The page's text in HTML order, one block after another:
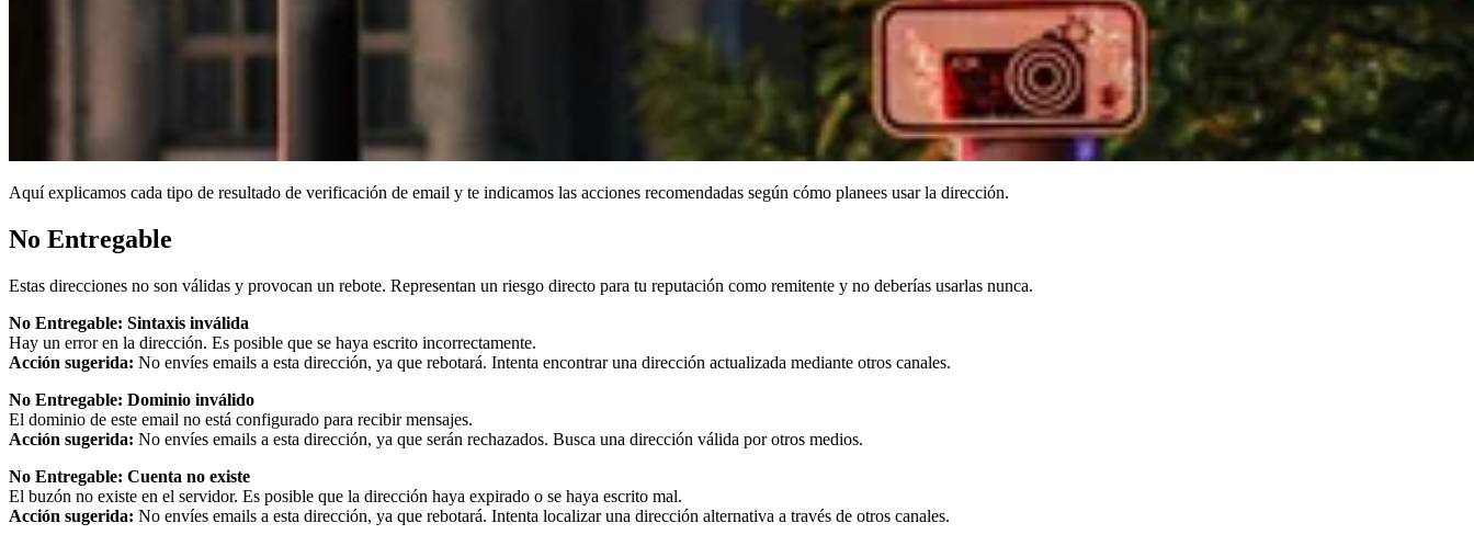
Aquí explicamos cada tipo de resultado de verificación de email y te indicamos las acciones recomendadas según cómo planees usar la dirección.
No Entregable
Estas direcciones no son válidas y provocan un rebote. Representan un riesgo directo para tu reputación como remitente y no deberías usarlas nunca.
No Entregable: Sintaxis inválida
Hay un error en la dirección. Es posible que se haya escrito incorrectamente.
Acción sugerida: No envíes emails a esta dirección, ya que rebotará. Intenta encontrar una dirección actualizada mediante otros canales.
No Entregable: Dominio inválido
El dominio de este email no está configurado para recibir mensajes.
Acción sugerida: No envíes emails a esta dirección, ya que serán rechazados. Busca una dirección válida por otros medios.
No Entregable: Cuenta no existe
El buzón no existe en el servidor. Es posible que la dirección haya expirado o se haya escrito mal.
Acción sugerida: No envíes emails a esta dirección, ya que rebotará. Intenta localizar una dirección alternativa a través de otros canales.